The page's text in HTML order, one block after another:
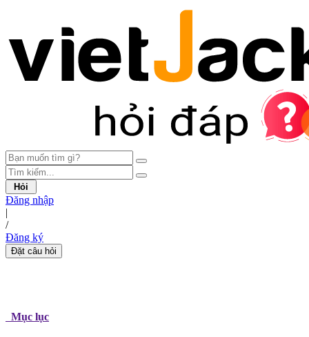
Hỏi
Đăng nhập
|
/
Đăng ký
Đặt câu hỏi
Mục lục